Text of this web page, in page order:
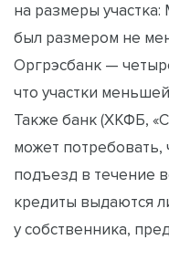
на размеры участка:
был размером не
Оргрэсбанк —
что участки
Также банк (ХКФБ,
может потребовать,
подъезд в течение
кредиты выдаются
у собственника,